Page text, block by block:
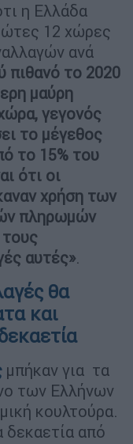
η Ελλάδα
12 χώρες
ανά
πιθανό το 2020
μαύρη
γεγονός
το μέγεθος
το 15% του
ότι οι
χρήση των
πληρωμών
τους
αυτές».
θα
και
μπήκαν για τα
των Ελλήνων
κουλτούρα.
δεκαετία από